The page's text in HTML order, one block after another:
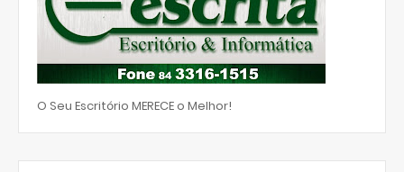
O Seu Escritório MERECE o Melhor!